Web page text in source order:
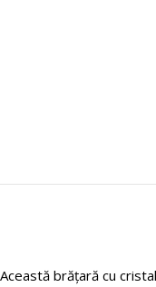
Această brățară cu